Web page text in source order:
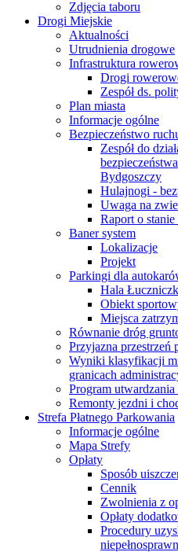
Zdjęcia taboru
Drogi Miejskie
Aktualności
Utrudnienia drogowe
Infrastruktura
Drogi
Zespół ds.
Plan miasta
Informacje ogólne
Bezpieczeństwo
Zespół do
Bydgoszczy
Hulajnogi -
Uwaga na
Raport o
Baner system
Lokalizacje
Projekt
Parkingi dla
Hala
Obiekt
Miejsca
Równanie dróg
Przyjazna przestrzeń
Wyniki klasyfikacji
granicach
Program
Remonty jezdni i
Strefa Płatnego Parkowania
Informacje ogólne
Mapa Strefy
Opłaty
Sposób
Cennik
Zwolnienia z
Opłaty
Procedury